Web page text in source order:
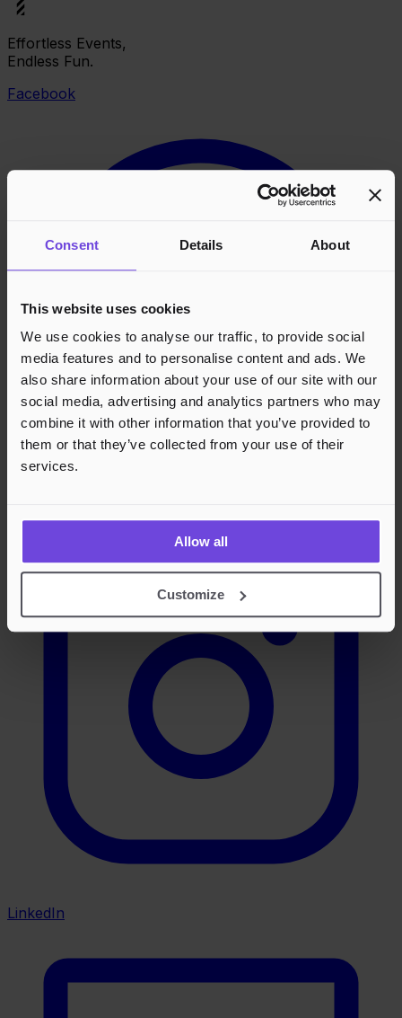
Consent Details About
This website uses cookies
We use cookies to analyse our traffic, to provide social
media features and to personalise content and ads. We
also share information about your use of our site with our
social media, advertising and analytics partners who may
combine it with other information that you’ve provided to
them or that they’ve collected from your use of their
services.
Allow all
Customize
Effortless Events,
Endless Fun.
Facebook
LinkedIn